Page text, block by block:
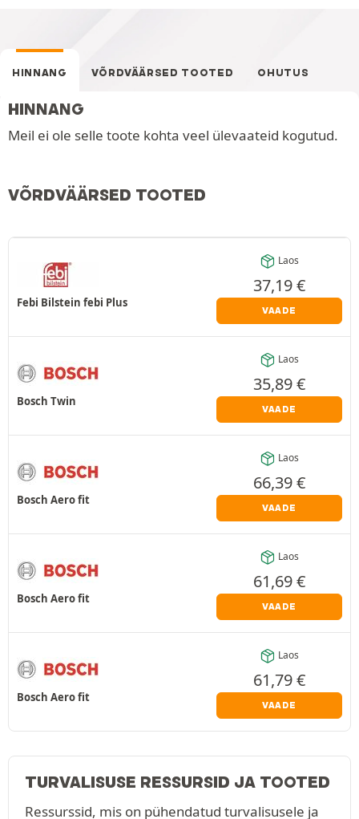
HINNANG VÕRDVÄÄRSED TOOTED OHUTUS
HINNANG
Meil ei ole selle toote kohta veel ülevaateid kogutud.
VÕRDVÄÄRSED TOOTED
Febi Bilstein febi Plus
Laos
37,19€
VAADE
Bosch Twin
Laos
35,89€
VAADE
Bosch Aero fit
Laos
66,39€
VAADE
Bosch Aero fit
Laos
61,69€
VAADE
Bosch Aero fit
Laos
61,79€
VAADE
TURVALISUSE RESSURSID JA TOOTED
Ressurssid, mis on pühendatud turvalisusele ja